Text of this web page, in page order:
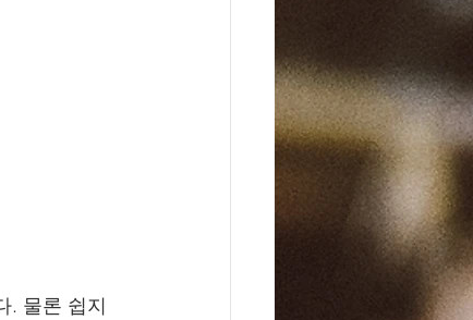
. 물론 쉽지